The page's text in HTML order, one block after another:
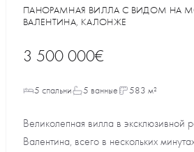
ПАНОРАМНАЯ ВИЛЛА С ВИДОМ НА
ВАЛЕНТИНА, КАЛОНЖЕ
3 500 000€
5 спальни 5 ванные 583 м²
Великолепная вилла в эксклюзивной
Валентина, всего в нескольких